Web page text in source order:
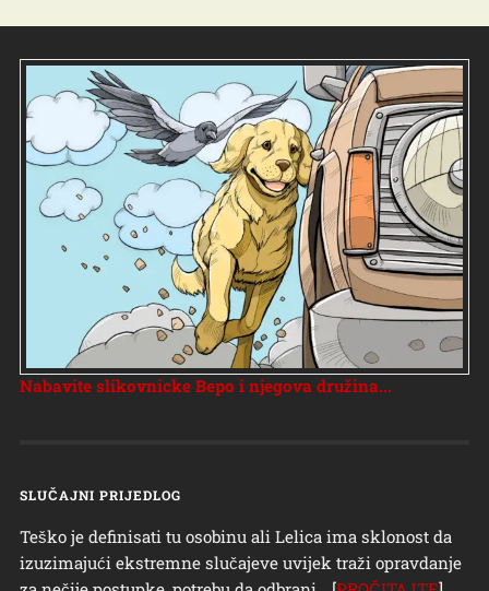
Nabavite slikovnicke Bepo i njegova družina...
SLUČAJNI PRIJEDLOG
Teško je definisati tu osobinu ali Lelica ima sklonost da
izuzimajući ekstremne slučajeve uvijek traži opravdanje